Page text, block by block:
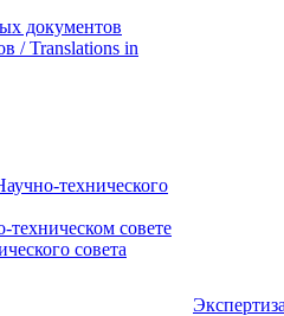
документов
/ Translations in
технического
совете
совета